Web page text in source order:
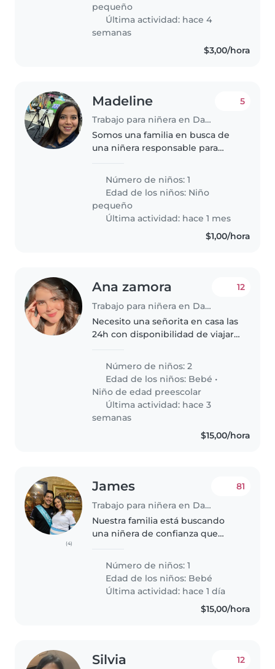
pequeño
Última actividad: hace 4
semanas
$3,00/hora
Madeline
Trabajo para niñera en Daule
5
Somos una familia en busca de
una niñera responsable para
juguetona, inteligente y muy
cariñosa. Necesitamos a alguien
cómoda con mascotas y que
sepa..
Número de niños: 1
Edad de los niños: Niño
pequeño
Última actividad: hace 1 mes
$1,00/hora
Ana zamora
Trabajo para niñera en Daule
12
Necesito una señorita en casa las
24h con disponibilidad de viajar
coloqué ahi que necesitan niñera
fija de lunes a viernes por
razones que a veces salgo..
Número de niños: 2
Edad de los niños: Bebé •
Niño de edad preescolar
Última actividad: hace 3
semanas
$15,00/hora
(4)
James
Trabajo para niñera en Daule
81
Nuestra familia está buscando
una niñera de confianza que
de 10 meses Necesitamos
alguien que se sienta cómoda
cocinando y realizando algunas
tareas domésticas...
Número de niños: 1
Edad de los niños: Bebé
Última actividad: hace 1 día
$15,00/hora
Silvia 12